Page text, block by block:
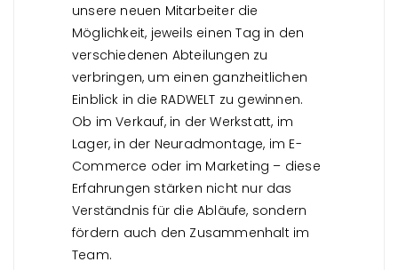
unsere neuen Mitarbeiter die
Möglichkeit, jeweils einen Tag in den
verschiedenen Abteilungen zu
verbringen, um einen ganzheitlichen
Einblick in die RADWELT zu gewinnen.
Ob im Verkauf, in der Werkstatt, im
Lager, in der Neuradmontage, im E-
Commerce oder im Marketing – diese
Erfahrungen stärken nicht nur das
Verständnis für die Abläufe, sondern
fördern auch den Zusammenhalt im
Team.